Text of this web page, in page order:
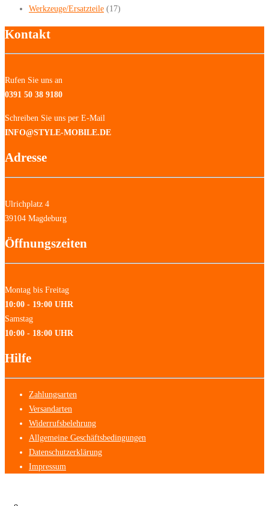
Werkzeuge/Ersatzteile (17)
Kontakt
Rufen Sie uns an
0391 50 38 9180
Schreiben Sie uns per E-Mail
INFO@STYLE-MOBILE.DE
Adresse
Ulrichplatz 4
39104 Magdeburg
Öffnungszeiten
Montag bis Freitag
10:00 - 19:00 UHR
Samstag
10:00 - 18:00 UHR
Hilfe
Zahlungsarten
Versandarten
Widerrufsbelehrung
Allgemeine Geschäftsbedingungen
Datenschutzerklärung
Impressum